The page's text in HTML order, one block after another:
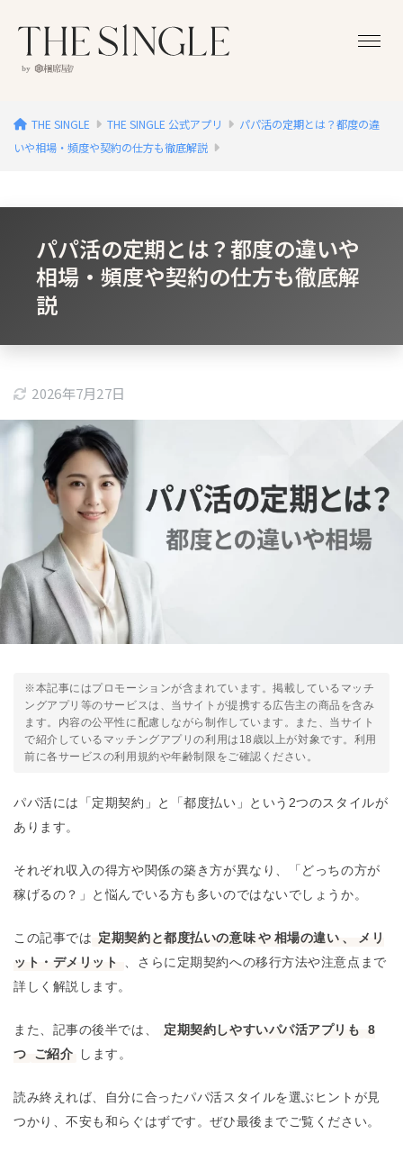
THE SINGLE THE SINGLE 公式アプリ
パパ活の定期とは？都度の違
いや相場・頻度や契約の仕方も徹底解説
パパ活の定期とは？都度の違いや
相場・頻度や契約の仕方も徹底解
説
2026年7月27日
※本記事にはプロモーションが含まれています。掲載しているマッチ
ングアプリ等のサービスは、当サイトが提携する広告主の商品を含み
ます。内容の公平性に配慮しながら制作しています。また、当サイト
で紹介しているマッチングアプリの利用は18歳以上が対象です。利用
前に各サービスの利用規約や年齢制限をご確認ください。
パパ活には「定期契約」と「都度払い」という2つのスタイルが
あります。
それぞれ収入の得方や関係の築き方が異なり、「どっちの方が
稼げるの？」と悩んでいる方も多いのではないでしょうか。
この記事では 定期契約と都度払いの意味や 相場の違い 、
メリ
ット・デメリット
、さらに定期契約への移行方法や注意点まで
詳しく解説します。
また、記事の後半では、 定期契約しやすいパパ活アプリも
8
つ
ご紹介 します。
読み終えれば、自分に合ったパパ活スタイルを選ぶヒントが見
つかり、不安も和らぐはずです。ぜひ最後までご覧ください。